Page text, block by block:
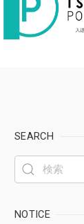
SEARCH
NOTICE